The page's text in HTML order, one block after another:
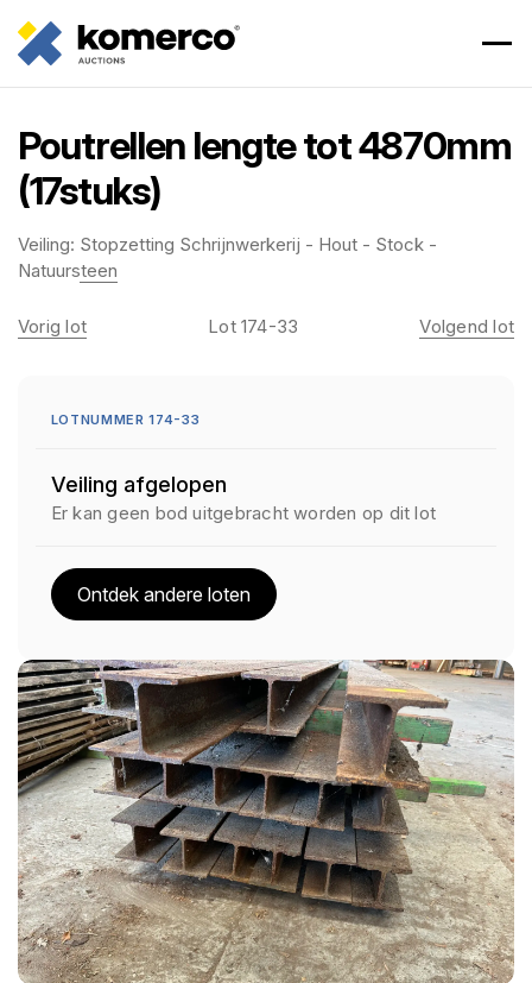
Poutrellen lengte tot 4870mm
(17stuks)
Veiling: Stopzetting Schrijnwerkerij - Hout - Stock -
Natuursteen
Vorig lot Lot 174-33 Volgend lot
LOTNUMMER 174-33
Veiling afgelopen
Er kan geen bod uitgebracht worden op dit lot
Ontdek andere loten